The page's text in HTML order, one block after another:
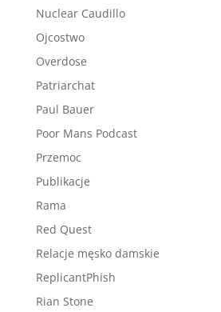
Nuclear Caudillo
Ojcostwo
Overdose
Patriarchat
Paul Bauer
Poor Mans Podcast
Przemoc
Publikacje
Rama
Red Quest
Relacje męsko damskie
ReplicantPhish
Rian Stone